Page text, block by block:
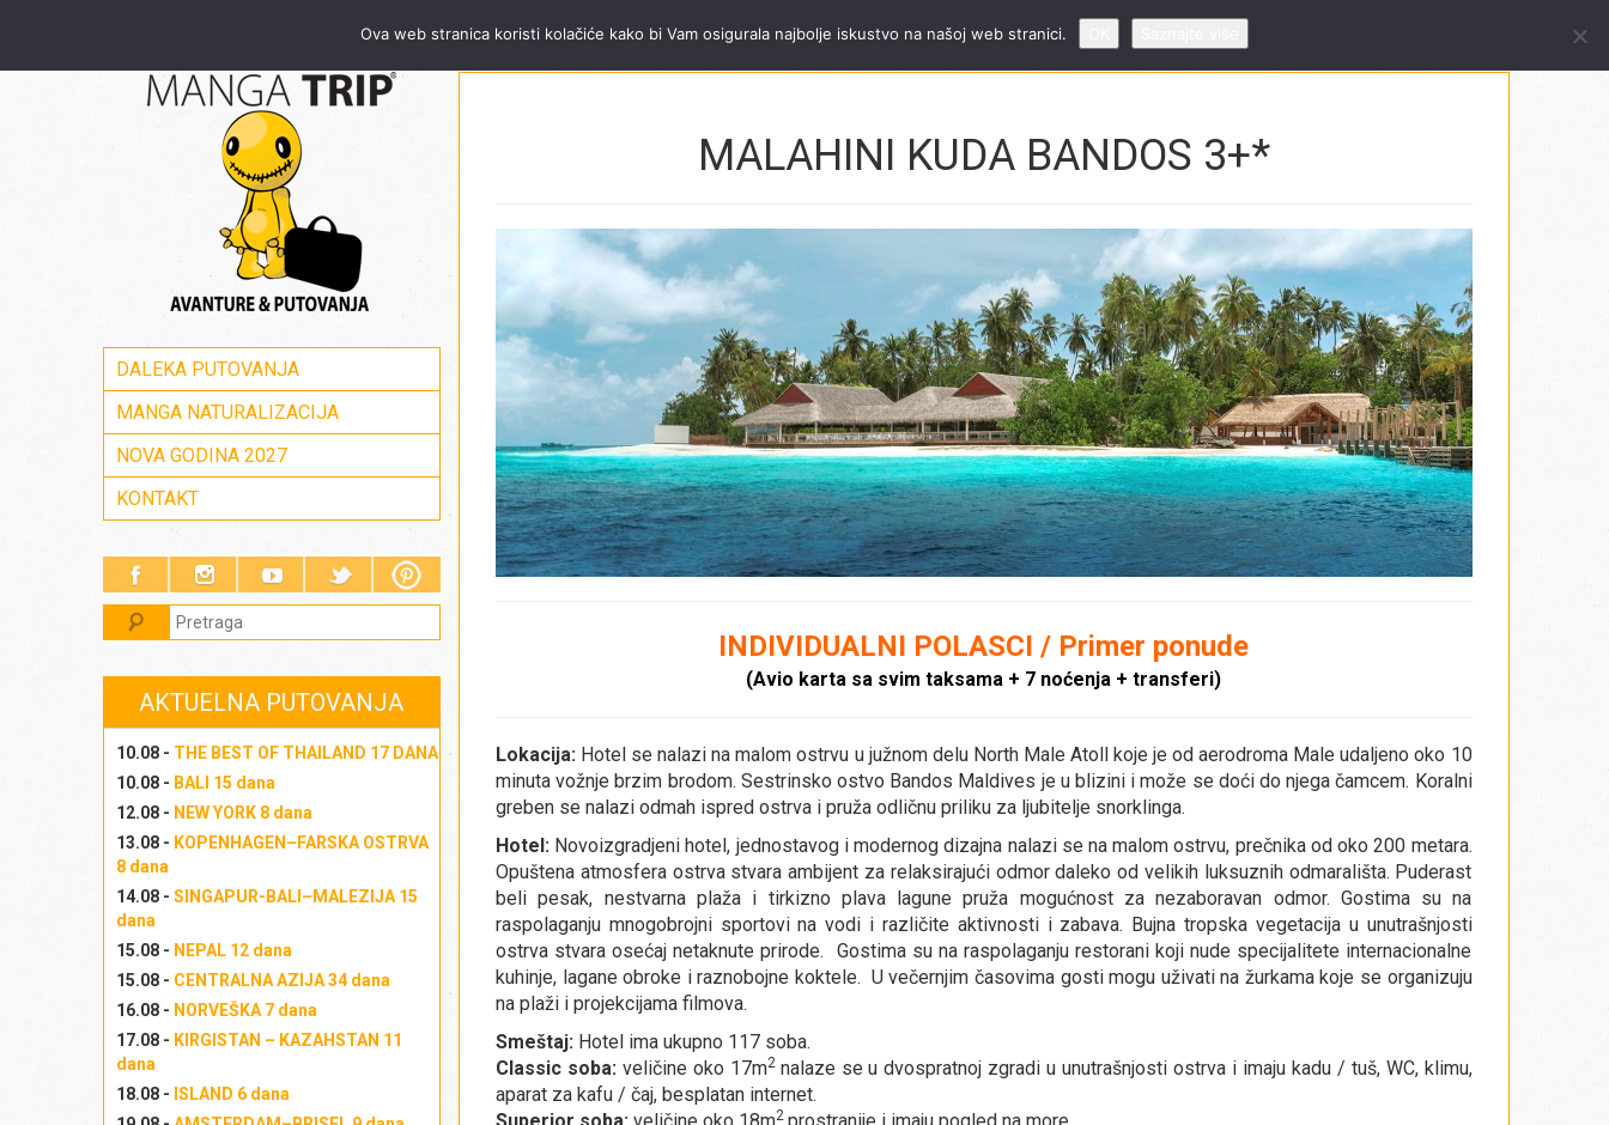
radnim danima od 09 – 19h, subotom od 10 – 14h
DALEKA PUTOVANJA
MANGA NATURALIZACIJA
NOVA GODINA 2027
KONTAKT
AKTUELNA PUTOVANJA
10.08 - THE BEST OF THAILAND 17 DANA
10.08 - BALI 15 dana
12.08 - NEW YORK 8 dana
13.08 - KOPENHAGEN–FARSKA OSTRVA
8 dana
14.08 - SINGAPUR-BALI–MALEZIJA 15
dana
15.08 - NEPAL 12 dana
15.08 - CENTRALNA AZIJA 34 dana
16.08 - NORVEŠKA 7 dana
17.08 - KIRGISTAN – KAZAHSTAN 11
dana
18.08 - ISLAND 6 dana
MALAHINI KUDA BANDOS 3+*
INDIVIDUALNI POLASCI / Primer ponude
(Avio karta sa svim taksama + 7 noćenja + transferi)
Lokacija: Hotel se nalazi na malom ostrvu u južnom delu North Male Atoll koje je od aerodroma Male udaljeno oko 10
minuta vožnje brzim brodom. Sestrinsko ostvo Bandos Maldives je u blizini i može se doći do njega čamcem. Koralni
greben se nalazi odmah ispred ostrva i pruža odličnu priliku za ljubitelje snorklinga.
Hotel: Novoizgradjeni hotel, jednostavog i modernog dizajna nalazi se na malom ostrvu, prečnika od oko 200 metara.
Opuštena atmosfera ostrva stvara ambijent za relaksirajući odmor daleko od velikih luksuznih odmarališta. Puderast
beli pesak, nestvarna plaža i tirkizno plava lagune pruža mogućnost za nezaboravan odmor. Gostima su na
raspolaganju mnogobrojni sportovi na vodi i različite aktivnosti i zabava. Bujna tropska vegetacija u unutrašnjosti
ostrva stvara osećaj netaknute prirode. Gostima su na raspolaganju restorani koji nude specijalitete internacionalne
kuhinje, lagane obroke i raznobojne koktele. U večernjim časovima gosti mogu uživati na žurkama koje se organizuju
na plaži i projekcijama filmova.
Smeštaj: Hotel ima ukupno 117 soba.
Classic soba: veličine oko 17m​2 nalaze se u dvospratnoj zgradi u unutrašnjosti ostrva i imaju kadu / tuš, WC, klimu,
aparat za kafu / čaj, besplatan internet.
2
Ova web stranica koristi kolačiće kako bi Vam osigurala najbolje iskustvo na našoj web stranici.